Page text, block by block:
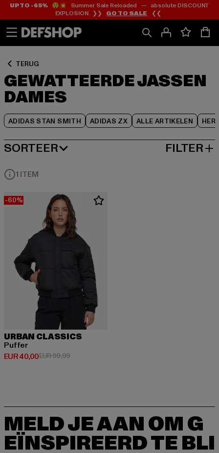
Ga
naar
Ga
naar
UP TO -65%😲💥 Summer Sale Reloaded — absolute DISCOUNT
EXPLOSION ❯❯ GO TO SALE ❮❮
TERUG
GEWATTEERDE JASSEN
DAMES
ADIDAS STAN SMITH ADIDAS ZX ALLE ARTIKELEN
Ga
naar
Rooster
SORTEER
MEEST POPULAIRE FILTER
1 ITEM
-60%
URBAN CLASSICS
Puffer
EUR 40,00
Huidige prijs: EUR 40,00
EUR 99,99Actieprijs: EUR 99,99
MELD JE AAN OM G
EÏNSPIREERD TE BLI